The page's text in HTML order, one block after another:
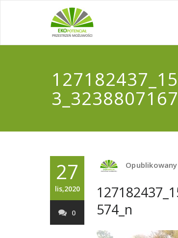
27
lis,2020
0
574_n